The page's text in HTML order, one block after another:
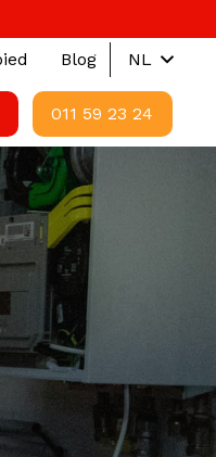
Blog NL
011 59 23 24